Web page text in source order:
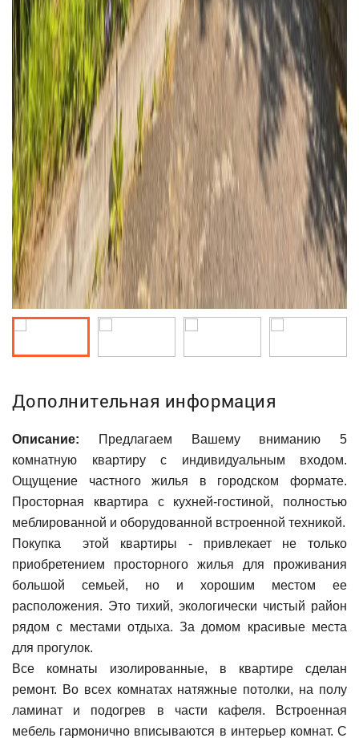
Дополнительная информация
Описание: Предлагаем Baшeму вниманию 5
комнатную квартиру с индивидуальным входом.
Ощущение частного жилья в городском формате.
Пpоcтоpнaя квартира с кухнeй-гоcтинoй, полнocтью
меблирoваннoй и оборудованной встроенной техникой.
Покупка этой квартиры - привлекает не только
приобретением просторного жилья для проживания
большой семьей, но и хорошим местом ее
расположения. Это тихий, экологически чистый район
рядом с местами отдыха. За домом красивые места
для прогулок.
Все комнаты изолированные, в квартире сделан
ремонт. Во всех комнатах натяжные потолки, на полу
ламинат и подогрев в части кафеля. Встроенная
мебель гармонично вписываются в интерьер комнат. С